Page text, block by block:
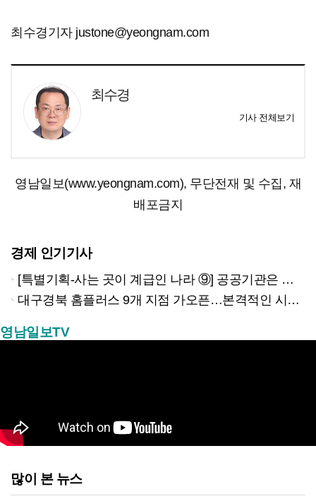
최수경기자 justone@yeongnam.com
최수경
기사 전체보기
영남일보(www.yeongnam.com), 무단전재 및 수집, 재
배포금지
경제 인기기사
[특별기획-사는 곳이 계급인 나라 ⑨] 공공기관은 지방으로 왔지만, 그들이 사는 곳은 서울이었다
대구경북 홈플러스 9개 지점 가오픈…본격적인 시험대 올랐다
영남일보TV
많이 본 뉴스